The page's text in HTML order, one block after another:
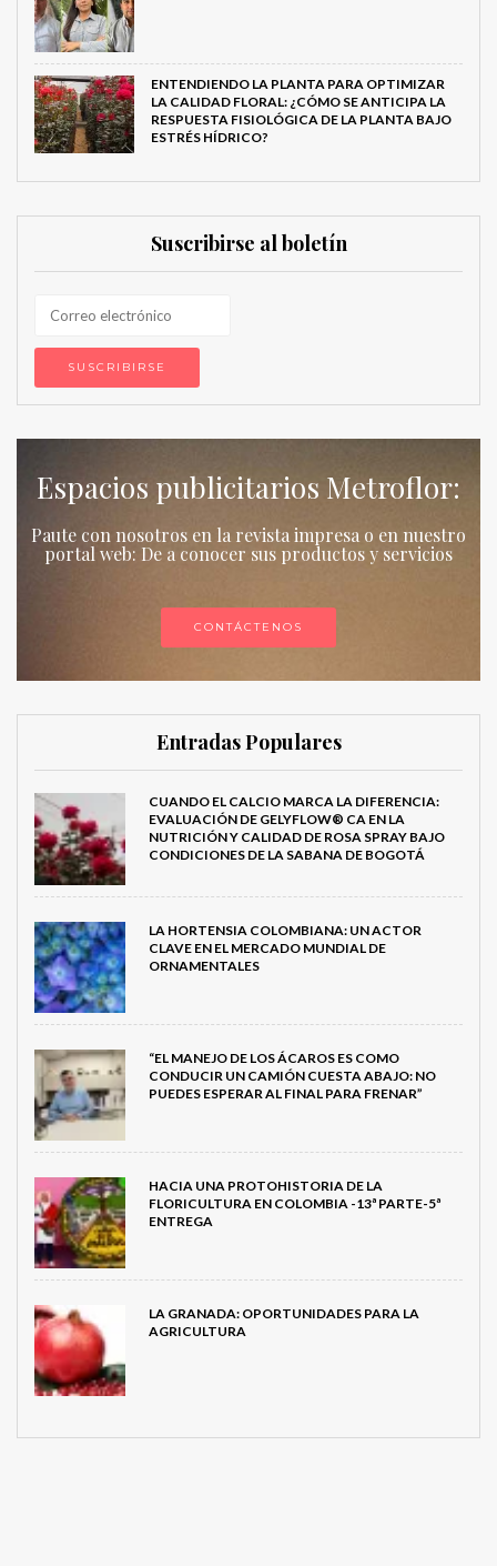
ENTENDIENDO LA PLANTA PARA OPTIMIZAR
LA CALIDAD FLORAL: ¿CÓMO SE ANTICIPA LA
RESPUESTA FISIOLÓGICA DE LA PLANTA BAJO
ESTRÉS HÍDRICO?
Suscribirse al boletín
Espacios publicitarios Metroflor:
Paute con nosotros en la revista impresa o en nuestro
portal web: De a conocer sus productos y servicios
CONTÁCTENOS
Entradas Populares
CUANDO EL CALCIO MARCA LA DIFERENCIA:
EVALUACIÓN DE GELYFLOW® CA EN LA
NUTRICIÓN Y CALIDAD DE ROSA SPRAY BAJO
CONDICIONES DE LA SABANA DE BOGOTÁ
LA HORTENSIA COLOMBIANA: UN ACTOR
CLAVE EN EL MERCADO MUNDIAL DE
ORNAMENTALES
“EL MANEJO DE LOS ÁCAROS ES COMO
CONDUCIR UN CAMIÓN CUESTA ABAJO: NO
PUEDES ESPERAR AL FINAL PARA FRENAR”
HACIA UNA PROTOHISTORIA DE LA
FLORICULTURA EN COLOMBIA -13ª PARTE-5ª
ENTREGA
LA GRANADA: OPORTUNIDADES PARA LA
AGRICULTURA